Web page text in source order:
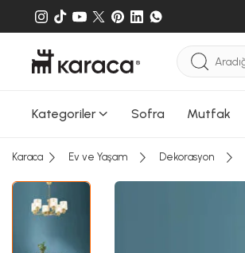
Kategoriler Sofra Mutfak
Karaca Ev ve Yaşam Dekorasyon